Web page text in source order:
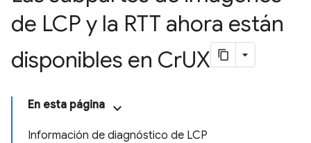
de LCP y la RTT ahora están
disponibles en CrUX
En esta página
Información de diagnóstico de LCP